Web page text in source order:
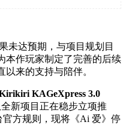
未达预期，与项目规划目
本作玩家制定了完善的后续
来的支持与陪伴。
KAGeXpress 3.0
新项目正在稳步立项推
官方规则，现将《Ai 爱》停